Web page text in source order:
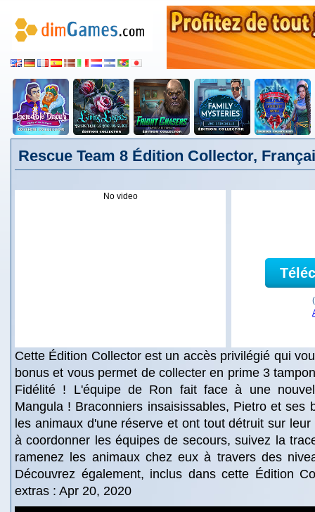
Rescue Team 8 Édition Collector,
No video
Cette Édition Collector est un accès privilégié qui
bonus et vous permet de collecter en prime 3
Fidélité ! L'équipe de Ron fait face à une
Mangula ! Braconniers insaisissables, Pietro et ses
les animaux d'une réserve et ont tout détruit sur
à coordonner les équipes de secours, suivez la
ramenez les animaux chez eux à travers des
Découvrez également, inclus dans cette Édition
extras : Apr 20, 2020